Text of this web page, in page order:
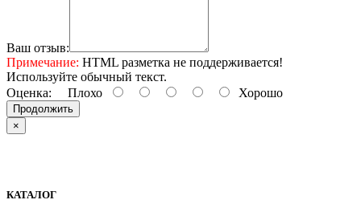
Ваш отзыв:
Примечание: HTML разметка не поддерживается!
Используйте обычный текст.
Оценка: Плохо Хорошо
Продолжить
×
КАТАЛОГ